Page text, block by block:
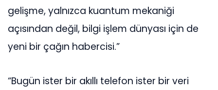
gelişme, yalnızca kuantum mekaniği
açısından değil, bilgi işlem dünyası için de
yeni bir çağın habercisi.”
“Bugün ister bir akıllı telefon ister bir veri